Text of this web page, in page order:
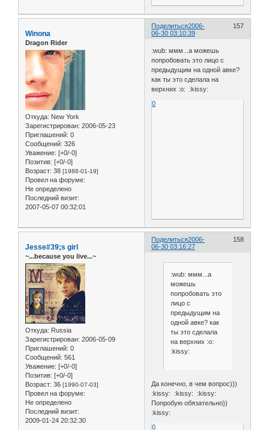
Поделиться 157
2006-
06-30 03:10:39
Winona
Dragon Rider
Откуда: New York
Зарегистрирован: 2006-05-23
Приглашений: 0
Сообщений: 326
Уважение: [+0/-0]
Позитив: [+0/-0]
Возраст: 38 [1988-01-19]
Провел на форуме:
Не определено
Последний визит:
2007-05-07 00:32:01
:wub: ммм...а можешь
попробовать это лицо с
предыдущим на одной авке?
как ты это сделала на
верхних :o: :kissy:
0
Поделиться 158
2006-
06-30 03:16:27
Jesse#39;s girl
~...because you live...~
Откуда: Russia
Зарегистрирован: 2006-05-09
Приглашений: 0
Сообщений: 561
Уважение: [+0/-0]
Позитив: [+0/-0]
Возраст: 36 [1990-07-03]
Провел на форуме:
Не определено
Последний визит:
2009-01-24 20:32:30
:wub: ммм...а
можешь
попробовать это
лицо с
предыдущим на
одной авке? как
ты это сделала
на верхних :o:
:kissy:
Да конечно, в чем вопрос)))
:kissy: :kissy: :kissy:
Попробую обязательно))
:kissy:
0